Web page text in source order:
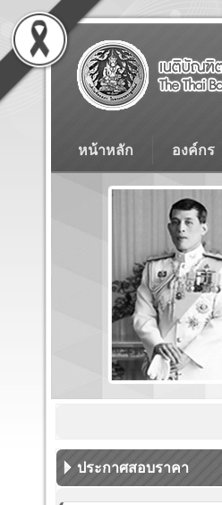
หน้าหลัก องค์กร
ประกาศสอบราคา